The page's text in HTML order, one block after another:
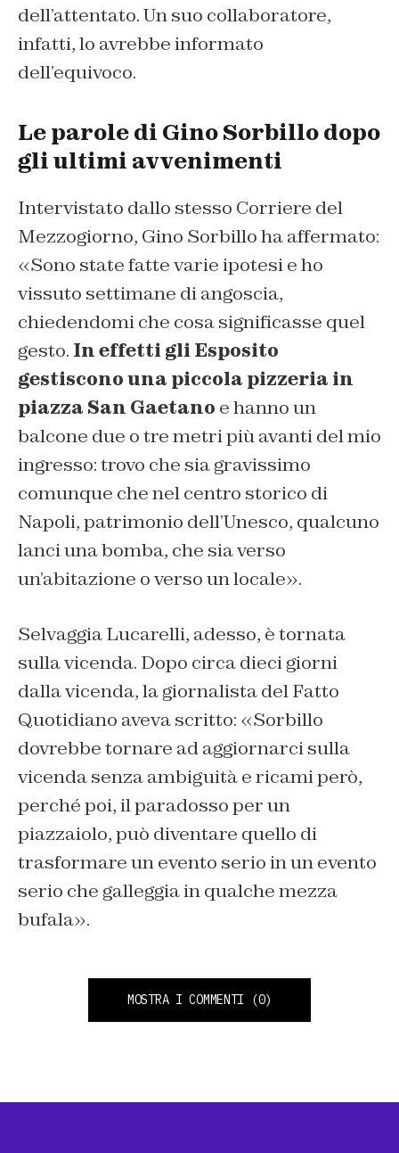
dell’attentato. Un suo collaboratore,
infatti, lo avrebbe informato
dell’equivoco.
Le parole di Gino Sorbillo dopo
gli ultimi avvenimenti
Intervistato dallo stesso Corriere del
Mezzogiorno, Gino Sorbillo ha affermato:
«Sono state fatte varie ipotesi e ho
vissuto settimane di angoscia,
chiedendomi che cosa significasse quel
gesto. In effetti gli Esposito
gestiscono una piccola pizzeria in
piazza San Gaetano e hanno un
balcone due o tre metri più avanti del mio
ingresso: trovo che sia gravissimo
comunque che nel centro storico di
Napoli, patrimonio dell’Unesco, qualcuno
lanci una bomba, che sia verso
un’abitazione o verso un locale».
Selvaggia Lucarelli, adesso, è tornata
sulla vicenda. Dopo circa dieci giorni
dalla vicenda, la giornalista delFatto
Quotidiano aveva scritto: «Sorbillo
dovrebbe tornare ad aggiornarci sulla
vicenda senza ambiguità e ricami però,
perché poi, il paradosso per un
piazzaiolo, può diventare quello di
trasformare un evento serio in un evento
serio che galleggia in qualche mezza
bufala».
MOSTRA I COMMENTI (0)